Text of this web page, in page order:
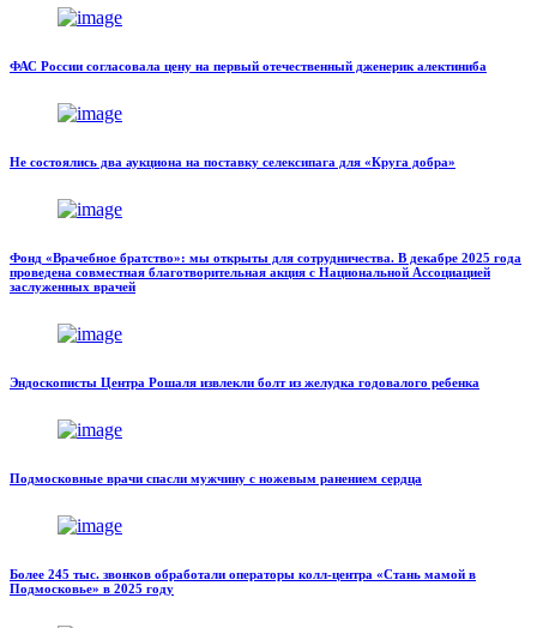
ФАС России согласовала цену на первый отечественный дженерик алектиниба
Не состоялись два аукциона на поставку селексипага для «Круга добра»
Фонд «Врачебное братство»: мы открыты для сотрудничества. В декабре 2025 года
проведена совместная благотворительная акция с Национальной Ассоциацией
заслуженных врачей
Эндоскописты Центра Рошаля извлекли болт из желудка годовалого ребенка
Подмосковные врачи спасли мужчину с ножевым ранением сердца
Более 245 тыс. звонков обработали операторы колл-центра «Стань мамой в
Подмосковье» в 2025 году